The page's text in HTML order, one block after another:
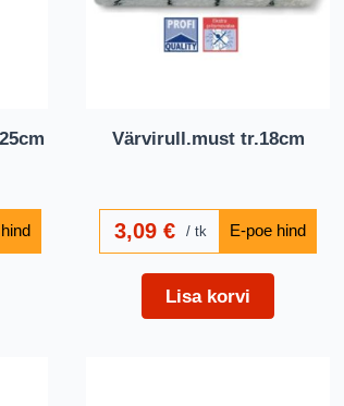
Värvirull.must tr.18cm
3,09€ tk
Lisa korvi